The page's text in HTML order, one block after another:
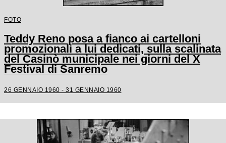
FOTO
Teddy Reno posa a fianco ai cartelloni
promozionali a lui dedicati, sulla scalinata
del Casinò municipale nei giorni del X
Festival di Sanremo
26 GENNAIO 1960 - 31 GENNAIO 1960